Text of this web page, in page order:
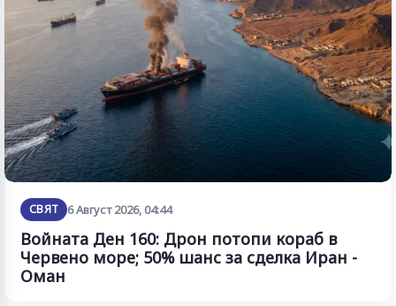
СВЯТ 6 Август 2026, 04:44
Войната Ден 160: Дрон потопи кораб в
Червено море; 50% шанс за сделка Иран -
Оман